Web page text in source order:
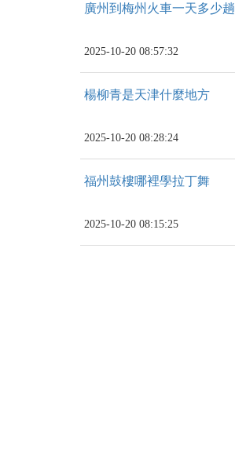
廣州到梅州火車一天多少趟
2025-10-20 08:57:32
楊柳青是天津什麼地方
2025-10-20 08:28:24
福州鼓樓哪裡學拉丁舞
2025-10-20 08:15:25